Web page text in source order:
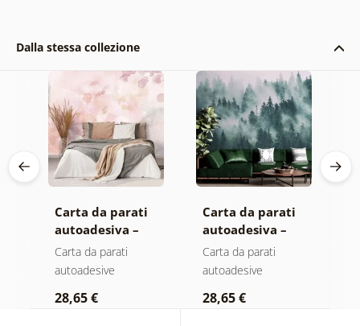
Dalla stessa collezione
Carta da parati
autoadesiva –
Foglie con
sfumatura
Carta da parati
autoadesive
28,65 €
Carta da parati
autoadesiva –
Foresta nella
nebbia
Carta da parati
autoadesive
28,65 €